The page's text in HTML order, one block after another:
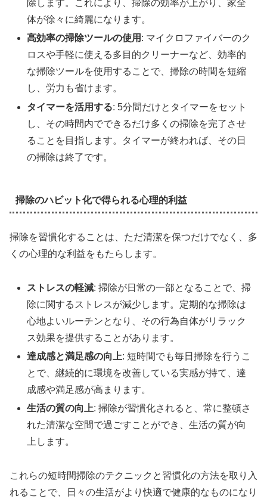
除します。これにより、掃除の効率が上がり、家全
体が徐々に綺麗になります。
高効率の掃除ツールの使用 : マイクロファイバーのク
ロスや手軽に使える多目的クリーナーなど、効率的
な掃除ツールを使用することで、掃除の時間を短縮
し、労力も省けます。
タイマーを活用する: 5分間だけとタイマーをセット
し、その時間内でできるだけ多くの掃除を完了させ
ることを目指します。タイマーが終われば、その日
の掃除は終了です。
掃除のハビット化で得られる心理的利益
掃除を習慣化することは、ただ清潔を保つだけでなく、多
くの心理的な利益をもたらします。
ストレスの軽減: 掃除が日常の一部となることで、掃
除に関するストレスが減少します。定期的な掃除は
心地よいルーチンとなり、その行為自体がリラック
ス効果を提供することがあります。
達成感と満足感の向上: 短時間でも毎日掃除を行うこ
とで、継続的に環境を改善している実感が持て、達
成感や満足感が高まります。
生活の質の向上: 掃除が習慣化されると、常に整頓さ
れた清潔な空間で過ごすことができ、生活の質が向
上します。
これらの短時間掃除のテクニックと習慣化の方法を取り入
れることで、日々の生活がより快適で健康的なものになり